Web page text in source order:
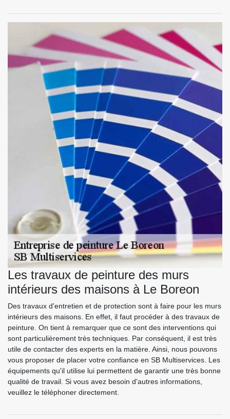
Les travaux de peinture des murs
intérieurs des maisons à Le Boreon
Des travaux d'entretien et de protection sont à faire pour les murs
intérieurs des maisons. En effet, il faut procéder à des travaux de
peinture. On tient à remarquer que ce sont des interventions qui
sont particulièrement très techniques. Par conséquent, il est très
utile de contacter des experts en la matière. Ainsi, nous pouvons
vous proposer de placer votre confiance en SB Multiservices. Les
équipements qu'il utilise lui permettent de garantir une très bonne
qualité de travail. Si vous avez besoin d'autres informations,
veuillez le téléphoner directement.